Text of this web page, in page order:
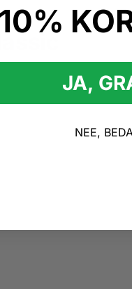
kopen
10%
JA,
NEE,